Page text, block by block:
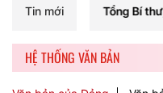
Tin mới
Tổng Bí thư, Chủ tịch
HỆ THỐNG VĂN BẢN